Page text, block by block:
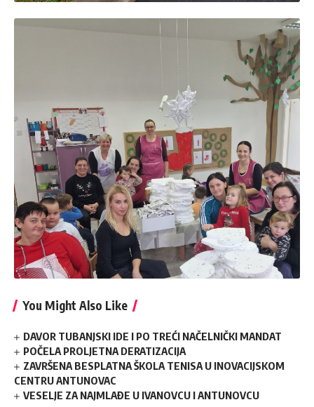
You Might Also Like
DAVOR TUBANJSKI IDE I PO TREĆI NAČELNIČKI MANDAT
POČELA PROLJETNA DERATIZACIJA
ZAVRŠENA BESPLATNA ŠKOLA TENISA U INOVACIJSKOM
CENTRU ANTUNOVAC
VESELJE ZA NAJMLAĐE U IVANOVCU I ANTUNOVCU